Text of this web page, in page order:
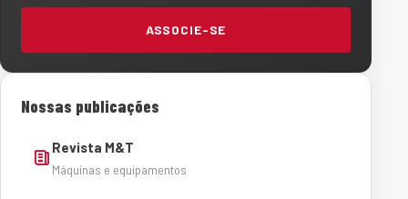
ASSOCIE-SE
Nossas publicações
Revista M&T
Máquinas e equipamentos